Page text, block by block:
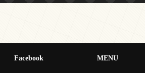
Facebook MENU